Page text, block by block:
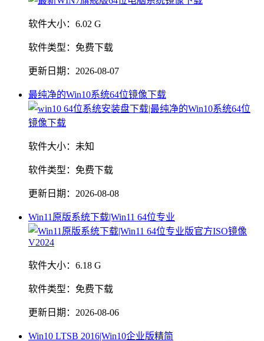
软件大小： 6.02 G
软件类型： 免费下载
更新日期： 2026-08-07
最纯净的Win10系统64位镜像下载
软件大小： 未知
软件类型： 免费下载
更新日期： 2026-08-08
Win11原版系统下载|Win11 64位专业
软件大小： 6.18 G
软件类型： 免费下载
更新日期： 2026-08-06
Win10 LTSB 2016|Win10企业版精简